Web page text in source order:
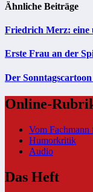
Ähnliche Beiträge
Friedrich Merz: eine
Erste Frau an der
Der
Online-
Vom Fachmann
Humorkritik
Audio
Das Heft